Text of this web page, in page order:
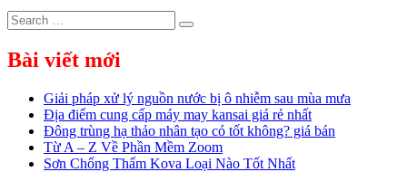
Search
for:
Search
Bài viết mới
Giải pháp xử lý nguồn nước bị ô nhiễm sau mùa mưa
Địa điểm cung cấp máy may kansai giá rẻ nhất
Đông trùng hạ thảo nhân tạo có tốt không? giá bán
Từ A – Z Về Phần Mềm Zoom
Sơn Chống Thấm Kova Loại Nào Tốt Nhất